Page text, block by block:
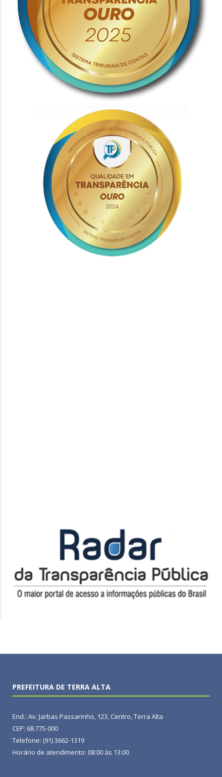
PREFEITURA DE TERRA ALTA
End.: Av. Jarbas Passarinho, 123, Centro, Terra Alta
CEP: 68.775-000
Telefone: (91) 3662-1319
Horário de atendimento: 08:00 às 13:00